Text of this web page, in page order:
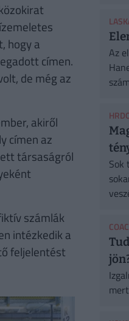
hogy a
címen.
de még az
akiről
címen az
társaságról
számlák
intézkedik a
feljelentést
Az
Sok